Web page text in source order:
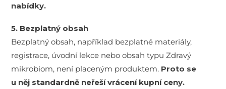
nabídky.
5. Bezplatný obsah
Bezplatný obsah, například bezplatné materiály,
registrace, úvodní lekce nebo obsah typu Zdravý
mikrobiom, není placeným produktem. Proto se
u něj standardně neřeší vrácení kupní ceny.